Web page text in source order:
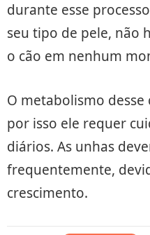
durante esse
seu tipo de pele, não
o cão em nenhum
O metabolismo
por isso ele requer
diários. As unhas
frequentemente,
crescimento.